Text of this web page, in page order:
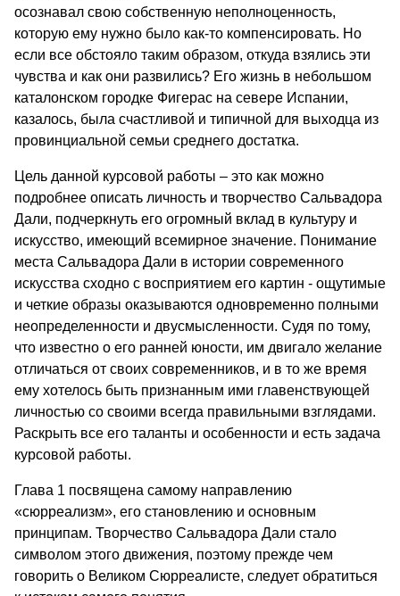
осознавал свою собственную неполноценность,
которую ему нужно было как-то компенсировать. Но
если все обстояло таким образом, откуда взялись эти
чувства и как они развились? Его жизнь в небольшом
каталонском городке Фигерас на севере Испании,
казалось, была счастливой и типичной для выходца из
провинциальной семьи среднего достатка.
Цель данной курсовой работы – это как можно
подробнее описать личность и творчество Сальвадора
Дали, подчеркнуть его огромный вклад в культуру и
искусство, имеющий всемирное значение. Понимание
места Сальвадора Дали в истории современного
искусства сходно с восприятием его картин - ощутимые
и четкие образы оказываются одновременно полными
неопределенности и двусмысленности. Судя по тому,
что известно о его ранней юности, им двигало желание
отличаться от своих современников, и в то же время
ему хотелось быть признанным ими главенствующей
личностью со своими всегда правильными взглядами.
Раскрыть все его таланты и особенности и есть задача
курсовой работы.
Глава 1 посвящена самому направлению
«сюрреализм», его становлению и основным
принципам. Творчество Сальвадора Дали стало
символом этого движения, поэтому прежде чем
говорить о Великом Сюрреалисте, следует обратиться